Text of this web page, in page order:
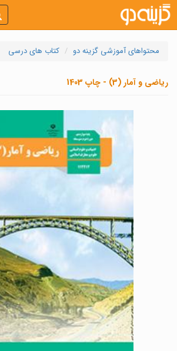
محتواهای آموزشی گزینه دو کتاب های درسی
ریاضی و آمار (3) - چاپ 1403